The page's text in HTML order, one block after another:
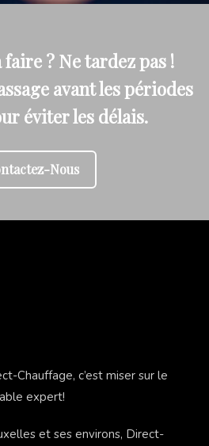
? Ne tardez pas !
avant les périodes
éviter les délais.
Nous
Chauffage, c’est miser sur le
expert!
et ses environs, Direct-